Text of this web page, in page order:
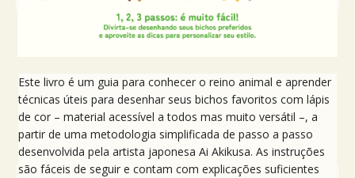
Este livro é um guia para conhecer o reino animal e aprender
técnicas úteis para desenhar seus bichos favoritos com lápis
de cor – material acessível a todos mas muito versátil –, a
partir de uma metodologia simplificada de passo a passo
desenvolvida pela artista japonesa Ai Akikusa. As instruções
são fáceis de seguir e contam com explicações suficientes